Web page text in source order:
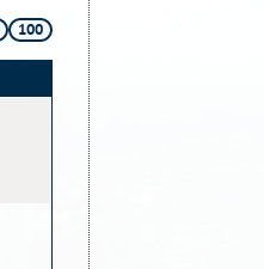
100